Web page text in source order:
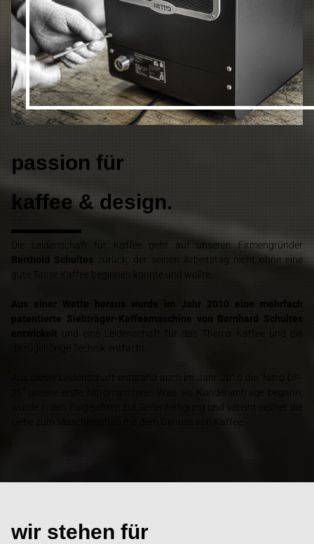
passion für
kaffee & design.
Die Leidenschaft für Kaffee geht auf unseren Firmengründer
Berthold Schultes zurück, der seinen Arbeitstag nicht ohne eine
gute Tasse Kaffee beginnen konnte und wollte.
Aus einer Wette heraus wurde im Jahr 2010 eine mehrfach
patentierte Siebträger-Kaffeemaschine von Bernhard Schultes
entwickelt und eine Leidenschaft für das Thema Kaffee und die
dazugehörige Technik entfacht.
Aus dieser Leidenschaft entstand auch im Jahr 2016 die "Nitro DP-
25" unsere erste Nitromaschine: Was als Kundenanfrage begann,
wurde in den Folgejahren zur Serienfertigung und vereint seither die
Liebe zum Maschinenbau mit dem Genuss von Kaffee.
wir stehen für